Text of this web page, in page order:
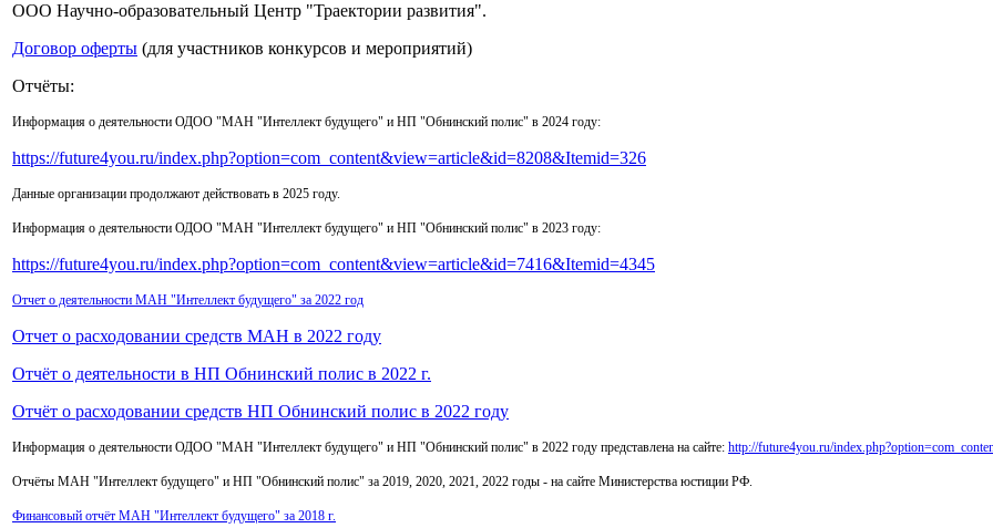
OOO Научно-образовательный Центр "Траектории развития".
Договор оферты (для участников конкурсов и мероприятий)
Отчёты:
Информация о деятельности ОДОО "МАН "Интеллект будущего" и НП "Обнинский полис" в 2024 году:
https://future4you.ru/index.php?option=com_content&view=article&id=8208&Itemid=326
Данные организации продолжают действовать в 2025 году.
Информация о деятельности ОДОО "МАН "Интеллект будущего" и НП "Обнинский полис" в 2023 году:
https://future4you.ru/index.php?option=com_content&view=article&id=7416&Itemid=4345
Отчет о деятельности МАН "Интеллект будущего" за 2022 год
Отчет о расходовании средств МАН в 2022 году
Отчёт о деятельности в НП Обнинский полис в 2022 г.
Отчёт о расходовании средств НП Обнинский полис в 2022 году
Информация о деятельности ОДОО "МАН "Интеллект будущего" и НП "Обнинский полис" в 2022 году представлена на сайте: http://future4you.ru/
Отчёты МАН "Интеллект будущего" и НП "Обнинский полис" за 2019, 2020, 2021, 2022 годы - на сайте Министерства юстиции РФ.
Финансовый отчёт МАН "Интеллект будущего" за 2018 г.